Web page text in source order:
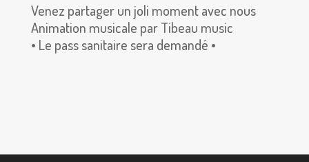
Venez partager un joli moment avec nous
Animation musicale par Tibeau music
• Le pass sanitaire sera demandé •